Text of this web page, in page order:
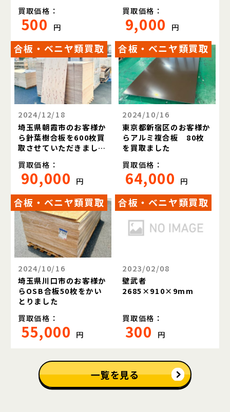
買取価格：
500 円
買取価格：
9,000 円
合板・ベニヤ類買取
2024/12/18
埼玉県朝霞市のお客様か
ら針葉樹合板を600枚買
取させていただきまし
買取価格：
90,000 円
合板・ベニヤ類買取
2024/10/16
東京都新宿区のお客様か
らアルミ複合板 80枚
を買取ました
買取価格：
64,000 円
合板・ベニヤ類買取
2024/10/16
埼玉県川口市のお客様か
らOSB合板50枚をかい
とりました
買取価格：
55,000 円
合板・ベニヤ類買取
2023/02/08
壁武者
2685×910×9mm
買取価格：
300 円
一覧を見る